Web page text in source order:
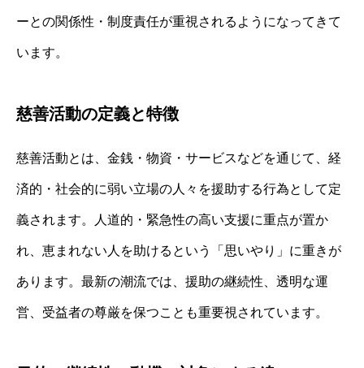
ーとの関係性・制度責任が重視されるようになってきて
います。
慈善活動の定義と特徴
慈善活動とは、金銭・物資・サービスなどを通じて、経
済的・社会的に弱い立場の人々を援助する行為として定
義されます。人道的・緊急性の高い支援に重点が置か
れ、恵まれない人を助けるという「思いやり」に重きが
あります。最新の潮流では、援助の継続性、透明な運
営、受益者の尊厳を保つことも重要視されています。